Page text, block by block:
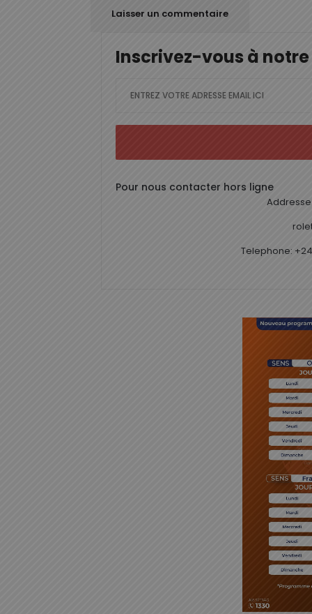
Inscrivez-vous à
Pour nous contacter hors ligne
Telephone: